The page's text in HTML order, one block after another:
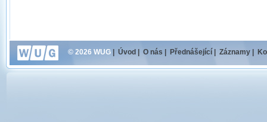
© 2026 WUG Úvod O nás Přednášející Záznamy